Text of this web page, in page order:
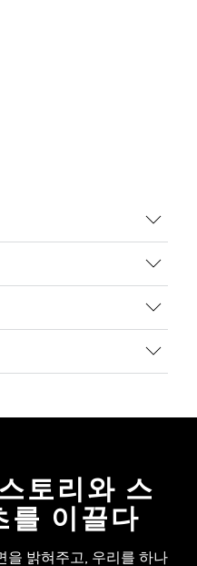
토리와 스
를 이끌다
을 밝혀주고, 우리를 하나